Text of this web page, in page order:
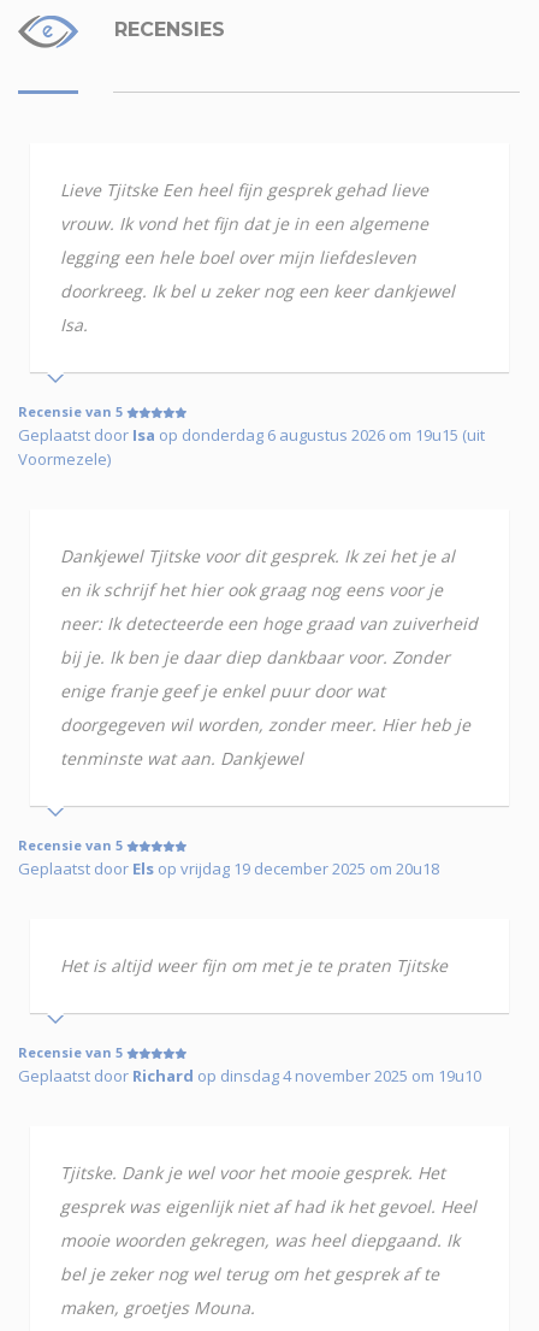
RECENSIES
Lieve Tjitske Een heel fijn gesprek gehad lieve
vrouw. Ik vond het fijn dat je in een algemene
legging een hele boel over mijn liefdesleven
doorkreeg. Ik bel u zeker nog een keer dankjewel
Isa.
Recensie van 5
Geplaatst door Isa op donderdag 6 augustus 2026 om 19u15 (uit
Voormezele)
Dankjewel Tjitske voor dit gesprek. Ik zei het je al
en ik schrijf het hier ook graag nog eens voor je
neer: Ik detecteerde een hoge graad van zuiverheid
bij je. Ik ben je daar diep dankbaar voor. Zonder
enige franje geef je enkel puur door wat
doorgegeven wil worden, zonder meer. Hier heb je
tenminste wat aan. Dankjewel
Recensie van 5
Geplaatst door Els op vrijdag 19 december 2025 om 20u18
Het is altijd weer fijn om met je te praten Tjitske
Recensie van 5
Geplaatst door Richard op dinsdag 4 november 2025 om 19u10
Tjitske. Dank je wel voor het mooie gesprek. Het
gesprek was eigenlijk niet af had ik het gevoel. Heel
mooie woorden gekregen, was heel diepgaand. Ik
bel je zeker nog wel terug om het gesprek af te
maken, groetjes Mouna.